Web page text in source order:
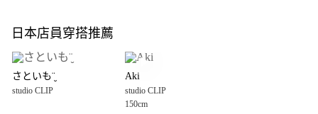
全盈+PAY
大哥付你分期
【大哥付你分期使用說明】
1.本服務由台灣大哥大提供，台灣大哥大用戶可立即使用無須另外申請。
2.付款方式選擇「大哥付你分期」，訂單成立後會自動跳轉到大哥付的交易
AFTEE先享後付
日本店員穿搭推薦
さといも¨̮
studio CLIP
Aki
studio CLIP
150cm